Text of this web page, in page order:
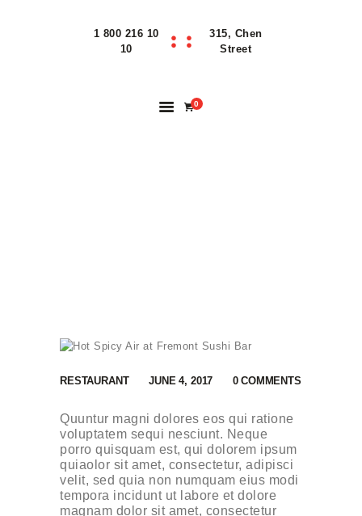
1 800 216 10
10
315, Chen
Street
0
Home
RESTAURANT JUNE 4, 2017 0 COMMENTS
Quuntur magni dolores eos qui ratione
voluptatem sequi nesciunt. Neque
porro quisquam est, qui dolorem ipsum
quiaolor sit amet, consectetur, adipisci
velit, sed quia non numquam eius modi
tempora incidunt ut labore et dolore
magnam dolor sit amet, consectetur